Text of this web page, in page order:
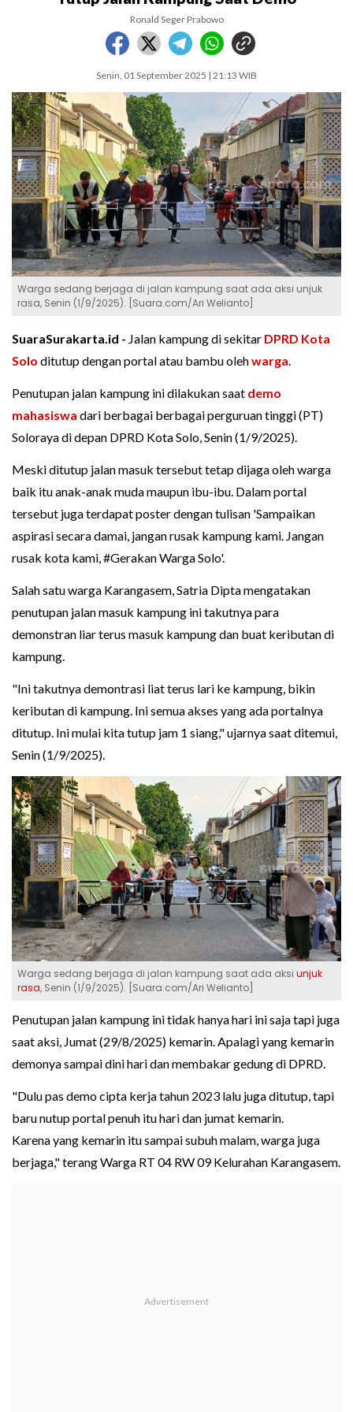
Ronald Seger Prabowo
Senin, 01 September 2025 | 21:13 WIB
Warga sedang berjaga di jalan kampung saat ada aksi unjuk
rasa, Senin (1/9/2025). [Suara.com/Ari Welianto]
SuaraSurakarta.id - Jalan kampung di sekitar DPRD Kota
Solo ditutup dengan portal atau bambu olehwarga.
Penutupan jalan kampung ini dilakukan saat demo
mahasiswa dari berbagai berbagai perguruan tinggi (PT)
Soloraya di depan DPRD Kota Solo, Senin (1/9/2025).
Meski ditutup jalan masuk tersebut tetap dijaga oleh warga
baik itu anak-anak muda maupun ibu-ibu. Dalam portal
tersebut juga terdapat poster dengan tulisan 'Sampaikan
aspirasi secara damai, jangan rusak kampung kami. Jangan
rusak kota kami, #Gerakan Warga Solo'.
Salah satu warga Karangasem, Satria Dipta mengatakan
penutupan jalan masuk kampung ini takutnya para
demonstran liar terus masuk kampung dan buat keributan di
kampung.
"Ini takutnya demontrasi liat terus lari ke kampung, bikin
keributan di kampung. Ini semua akses yang ada portalnya
ditutup. Ini mulai kita tutup jam 1 siang," ujarnya saat ditemui,
Senin (1/9/2025).
Warga sedang berjaga di jalan kampung saat ada aksi unjuk
rasa, Senin (1/9/2025). [Suara.com/Ari Welianto]
Penutupan jalan kampung ini tidak hanya hari ini saja tapi juga
saat aksi, Jumat (29/8/2025) kemarin. Apalagi yang kemarin
demonya sampai dini hari dan membakar gedung di DPRD.
"Dulu pas demo cipta kerja tahun 2023 lalu juga ditutup, tapi
baru nutup portal penuh itu hari dan jumat kemarin.
Karena yang kemarin itu sampai subuh malam, warga juga
berjaga," terang Warga RT 04 RW 09 Kelurahan Karangasem.